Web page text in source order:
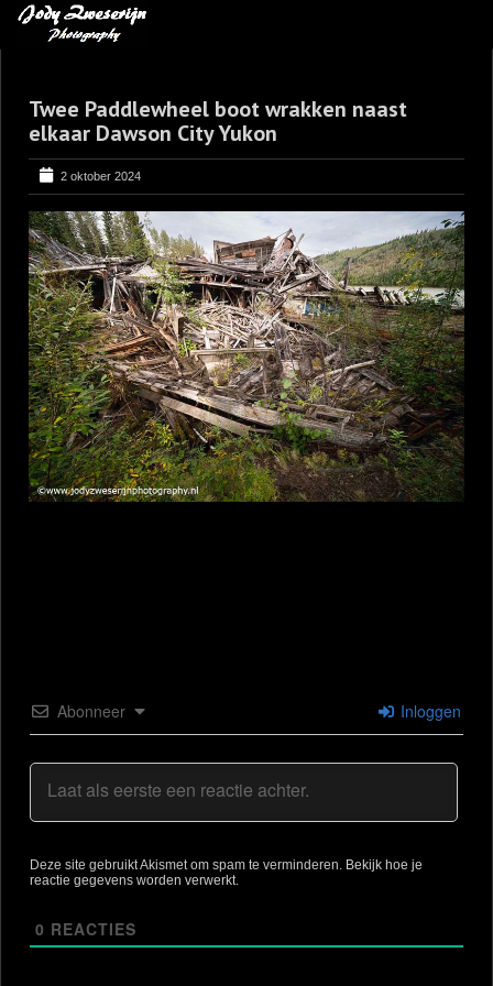
BLOG
BENCE MATE FOTOHUTTEN
OVER MIJ
CONTACT
Twee Paddlewheel boot wrakken naast
elkaar Dawson City Yukon
2 oktober 2024
Abonneer Inloggen
Deze site gebruikt Akismet om spam te verminderen. Bekijk hoe je
reactie gegevens worden verwerkt.
0 REACTIES